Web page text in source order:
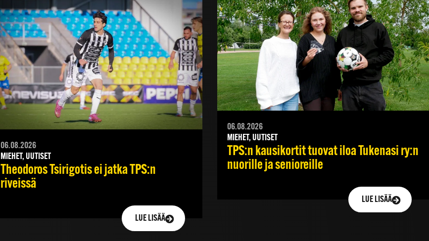
06.08.2026
MIEHET, UUTISET
Theodoros Tsirigotis ei jatka TPS:n
riveissä
LUE LISÄÄ
06.08.2026
MIEHET, UUTISET
TPS:n kausikortit tuovat iloa Tukenasi ry:n
nuorille ja senioreille
LUE LISÄÄ